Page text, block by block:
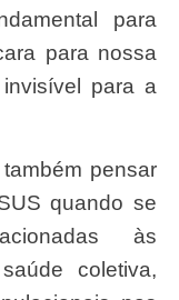
para
para nossa
para a
quando se
às
coletiva,